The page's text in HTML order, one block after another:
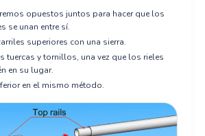
opuestos juntos para hacer que los
se unan entre sí.
superiores con una sierra.
tuercas y tornillos, una vez que los rieles
en su lugar.
en el mismo método.